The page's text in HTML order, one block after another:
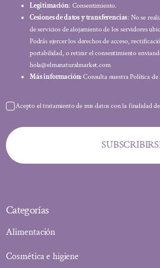
Legitimación: Consentimiento.
Cesiones de datos y transferencias: No se
de servicios de alojamiento de los servidores
Podrás ejercer los derechos de acceso,
portabilidad, o retirar el consentimiento
hola@elmanaturalmarket.com
Más información: Consulta nuestra Política
Acepto el tratamiento de mis datos con la finalidad
Categorías
Alimentación
Cosmética e higiene